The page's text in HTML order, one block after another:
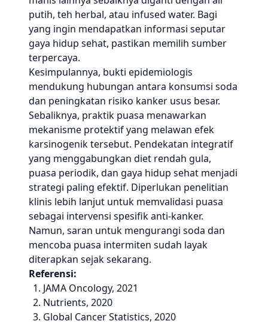
putih, teh herbal, atau infused water. Bagi
yang ingin mendapatkan informasi seputar
gaya hidup sehat, pastikan memilih sumber
terpercaya.
Kesimpulannya, bukti epidemiologis
mendukung hubungan antara konsumsi soda
dan peningkatan risiko kanker usus besar.
Sebaliknya, praktik puasa menawarkan
mekanisme protektif yang melawan efek
karsinogenik tersebut. Pendekatan integratif
yang menggabungkan diet rendah gula,
puasa periodik, dan gaya hidup sehat menjadi
strategi paling efektif. Diperlukan penelitian
klinis lebih lanjut untuk memvalidasi puasa
sebagai intervensi spesifik anti-kanker.
Namun, saran untuk mengurangi soda dan
mencoba puasa intermiten sudah layak
diterapkan sejak sekarang.
Referensi:
JAMA Oncology, 2021
Nutrients, 2020
Global Cancer Statistics, 2020